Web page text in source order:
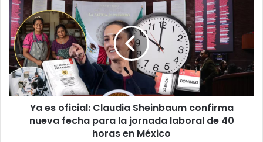
es
oficial:
Claudia
Sheinbaum
confirma
nueva
fecha
para
jornada
Ya es oficial: Claudia Sheinbaum confirma
nueva fecha para la jornada laboral de 40
horas en México